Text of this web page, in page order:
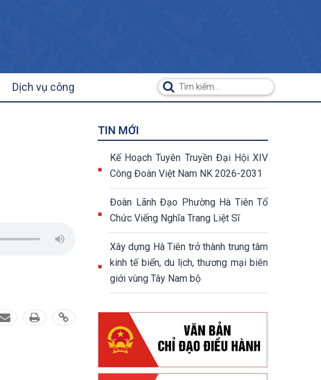
Dịch vụ công
TIN MỚI
Kế Hoạch Tuyên Truyền Đại Hội XIV
Công Đoàn Việt Nam NK 2026-2031
Đoàn Lãnh Đạo Phường Hà Tiên Tổ
Chức Viếng Nghĩa Trang Liệt Sĩ
Xây dựng Hà Tiên trở thành trung tâm
kinh tế biển, du lịch, thương mại biên
giới vùng Tây Nam bộ